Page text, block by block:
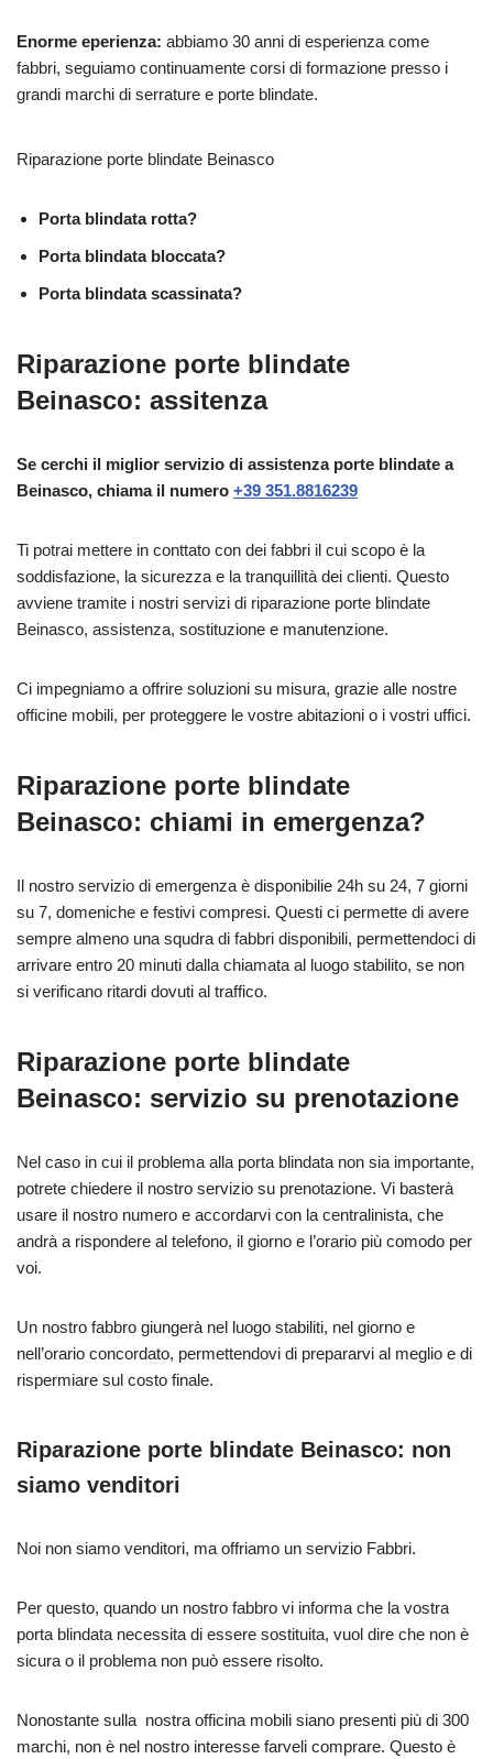
Enorme eperienza: abbiamo 30 anni di esperienza come
fabbri, seguiamo continuamente corsi di formazione presso i
grandi marchi di serrature e porte blindate.
Riparazione porte blindate Beinasco
Porta blindata rotta?
Porta blindata bloccata?
Porta blindata scassinata?
Riparazione porte blindate
Beinasco: assitenza
Se cerchi il miglior servizio di assistenza porte blindate a
Beinasco, chiama il numero +39 351.8816239
Ti potrai mettere in conttato con dei fabbri il cui scopo è la
soddisfazione, la sicurezza e la tranquillità dei clienti. Questo
avviene tramite i nostri servizi di riparazione porte blindate
Beinasco, assistenza, sostituzione e manutenzione.
Ci impegniamo a offrire soluzioni su misura, grazie alle nostre
officine mobili, per proteggere le vostre abitazioni o i vostri uffici.
Riparazione porte blindate
Beinasco: chiami in emergenza?
Il nostro servizio di emergenza è disponibilie 24h su 24, 7 giorni
su 7, domeniche e festivi compresi. Questi ci permette di avere
sempre almeno una squdra di fabbri disponibili, permettendoci di
arrivare entro 20 minuti dalla chiamata al luogo stabilito, se non
si verificano ritardi dovuti al traffico.
Riparazione porte blindate
Beinasco: servizio su prenotazione
Nel caso in cui il problema alla porta blindata non sia importante,
potrete chiedere il nostro servizio su prenotazione. Vi basterà
usare il nostro numero e accordarvi con la centralinista, che
andrà a rispondere al telefono, il giorno e l’orario più comodo per
voi.
Un nostro fabbro giungerà nel luogo stabiliti, nel giorno e
nell’orario concordato, permettendovi di prepararvi al meglio e di
rispermiare sul costo finale.
Riparazione porte blindate Beinasco: non
siamo venditori
Noi non siamo venditori, ma offriamo un servizio Fabbri.
Per questo, quando un nostro fabbro vi informa che la vostra
porta blindata necessita di essere sostituita, vuol dire che non è
sicura o il problema non può essere risolto.
Nonostante sulla nostra officina mobili siano presenti più di 300
marchi, non è nel nostro interesse farveli comprare. Questo è